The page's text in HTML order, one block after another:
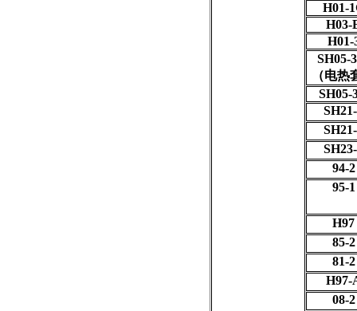
H01-
H03-
H01-
SH05-3
（电热
SH05-
94-2
95-1
H97
85-2
81-2
H97-
08-2